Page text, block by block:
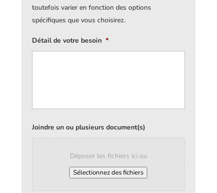
toutefois varier en fonction des options
spécifiques que vous choisirez.
Détail de votre besoin *
Joindre un ou plusieurs document(s)
Déposer les fichiers ici ou
Sélectionnez des fichiers